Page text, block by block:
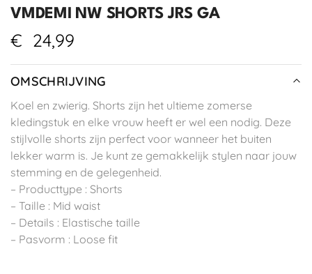
VMDEMI NW SHORTS JRS GA
€ 24,99
OMSCHRIJVING
Koel en zwierig. Shorts zijn het ultieme zomerse
kledingstuk en elke vrouw heeft er wel een nodig. Deze
stijlvolle shorts zijn perfect voor wanneer het buiten
lekker warm is. Je kunt ze gemakkelijk stylen naar jouw
stemming en de gelegenheid.
– Producttype : Shorts
– Taille : Mid waist
– Details : Elastische taille
– Pasvorm : Loose fit